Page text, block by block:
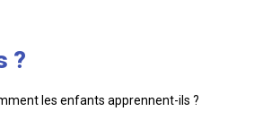
?
les enfants apprennent-ils ?